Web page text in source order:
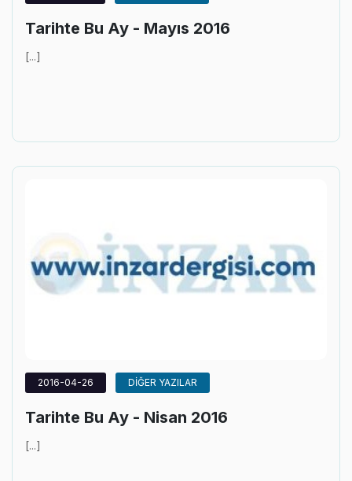
Tarihte Bu Ay - Mayıs 2016
[...]
2016-04-26 DİĞER YAZILAR
Tarihte Bu Ay - Nisan 2016
[...]